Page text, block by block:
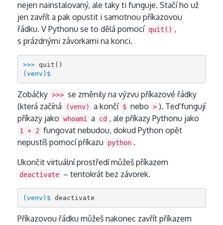
nejen nainstalovaný, ale taky ti funguje. Stačí ho už
jen zavřít a pak opustit i samotnou příkazovou
řádku. V Pythonu se to dělá pomocí quit() ,
s prázdnými závorkami na konci.
>>>
(venv)$
Zobáčky >>> se změnily na výzvu příkazové řádky
(která začíná
(venv) a končí $ nebo > ). Teď fungují
příkazy jako whoami a cd , ale příkazy Pythonu jako
1 + 2 fungovat nebudou, dokud Python opět
nepustíš pomocí příkazu
python .
Ukončit virtuální prostředí můžeš příkazem
deactivate – tentokrát bez závorek.
(venv)$
Příkazovou řádku můžeš nakonec zavřít příkazem